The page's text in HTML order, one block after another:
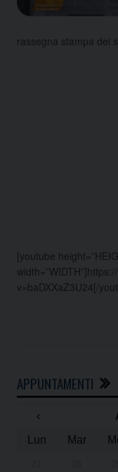
rassegna stampa dei
[youtube
v=baDXXaZ3U24[/
APPUNTAMENTI
‹
Lun
Mar